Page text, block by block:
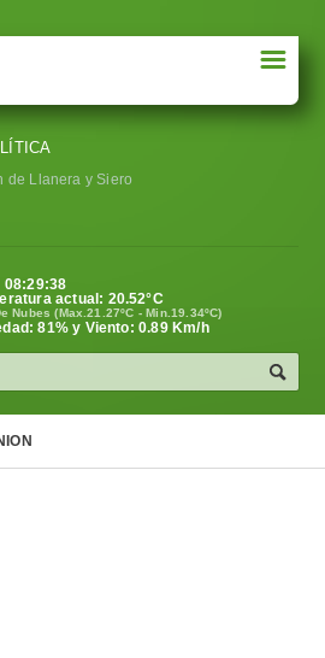
☰
de Llanera y Siero
08:29:39
actual: 20.52°C
Nubes (Max.21.27ºC - Min.19.34ºC)
81% y Viento: 0.89 Km/h